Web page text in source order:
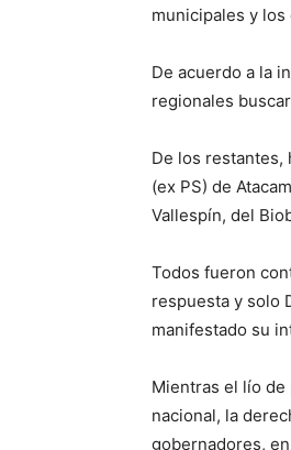
municipales y
De acuerdo a la
regionales
De los restantes,
(ex PS) de
Vallespín, del
Todos fueron
respuesta y solo
manifestado su
Mientras el lío de
nacional, la
gobernadores,